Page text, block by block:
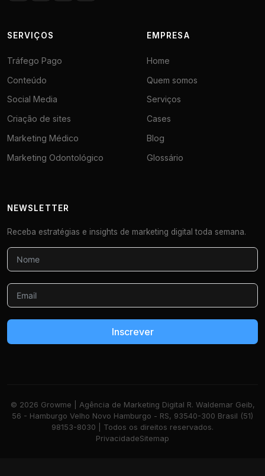
SERVIÇOS
Tráfego Pago
Conteúdo
Social Media
Criação de sites
Marketing Médico
Marketing Odontológico
EMPRESA
Home
Quem somos
Serviços
Cases
Blog
Glossário
NEWSLETTER
Receba estratégias e insights de marketing digital toda semana.
Inscrever
© 2026 Growme | Agência de Marketing Digital R. Waldemar Geib,
56 - Hamburgo Velho Novo Hamburgo - RS, 93540-300 Brasil (51)
98153-8030 | Todos os direitos reservados.
PrivacidadeSitemap